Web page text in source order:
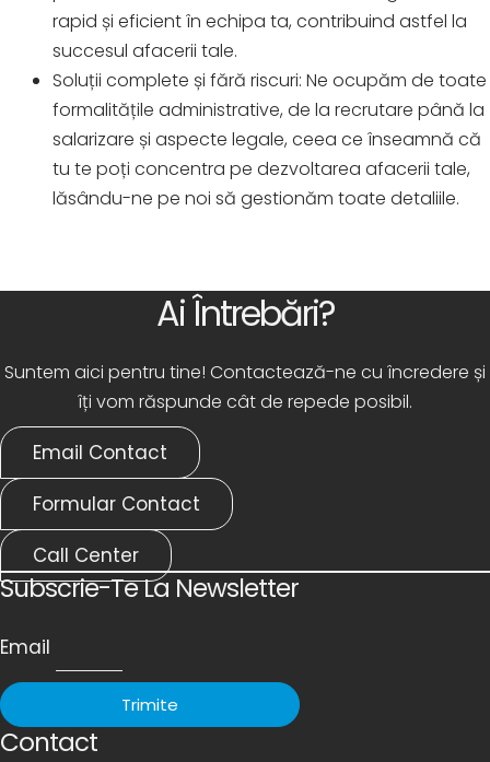
rapid și eficient în echipa ta, contribuind astfel la
succesul afacerii tale.
Soluții complete și fără riscuri: Ne ocupăm de toate
formalitățile administrative, de la recrutare până la
salarizare și aspecte legale, ceea ce înseamnă că
tu te poți concentra pe dezvoltarea afacerii tale,
lăsându-ne pe noi să gestionăm toate detaliile.
Ai Întrebări?
Suntem aici pentru tine! Contactează-ne cu încredere și
îți vom răspunde cât de repede posibil.
Email Contact
Formular Contact
Call Center
Subscrie-Te La Newsletter
Email
Trimite
Contact